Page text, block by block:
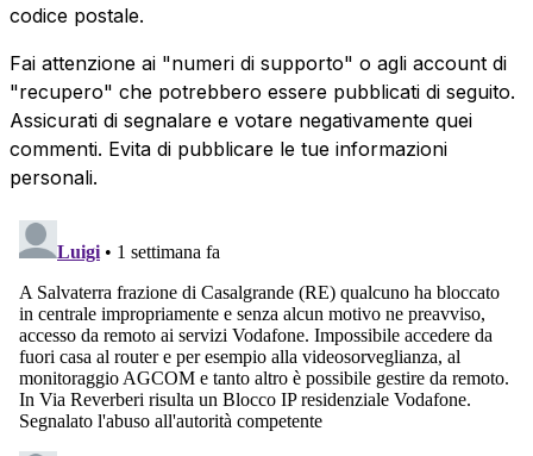
codice postale.
Fai attenzione ai "numeri di supporto" o agli account di
"recupero" che potrebbero essere pubblicati di seguito.
Assicurati di segnalare e votare negativamente quei
commenti. Evita di pubblicare le tue informazioni
personali.